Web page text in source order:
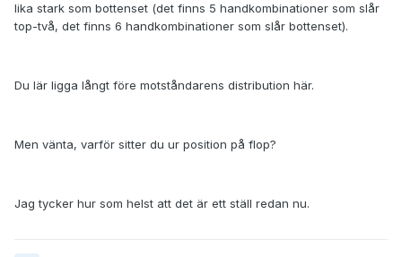
lika stark som bottenset (det finns 5 handkombinationer som slår
top-två, det finns 6 handkombinationer som slår bottenset).
Du lär ligga långt före motståndarens distribution här.
Men vänta, varför sitter du ur position på flop?
Jag tycker hur som helst att det är ett ställ redan nu.